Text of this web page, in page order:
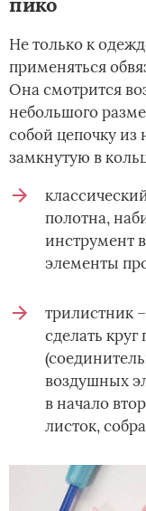
Не только к
применяться
Она смотрится
небольшого
собой цепочку из
замкнутую в
полотна,
инструмент
элементы
трилистник
сделать
воздушных
в начало
листок,